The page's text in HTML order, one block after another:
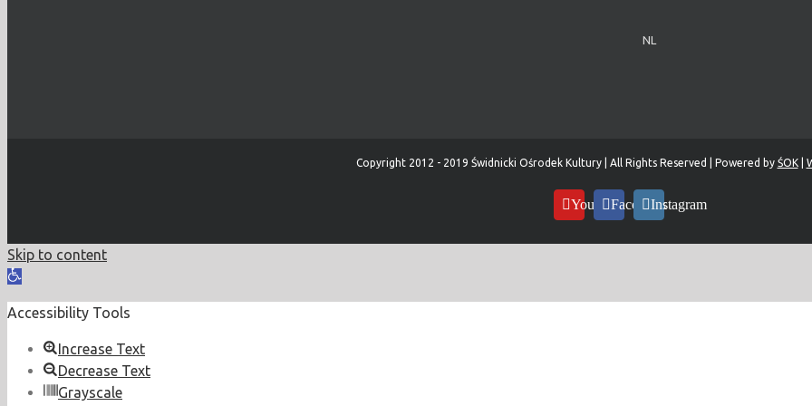
NL
Copyright 2012 - 2019 Świdnicki Ośrodek Kultury | All Rights Reserved | Powered by ŚOK|
YouTubeFacebookInstagram
Skip to content
Open
Accessibility Tools
Increase Text
Decrease Text
Grayscale